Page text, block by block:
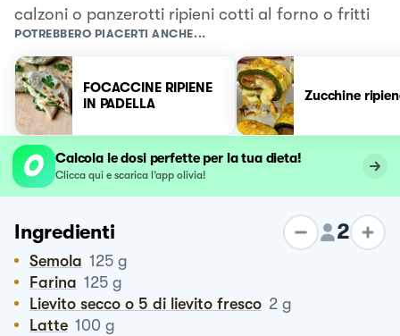
calzoni o panzerotti ripieni cotti al forno o fritti
POTREBBERO PIACERTI ANCHE...
FOCACCINE RIPIENE
IN PADELLA
Zucchine
Calcola le dosi perfette per la tua dieta!
Clicca qui e scarica l’app olivia!
Ingredienti 2
Semola 125 g
Farina 125 g
Lievito secco o 5 di lievito fresco 2 g
Latte 100 g